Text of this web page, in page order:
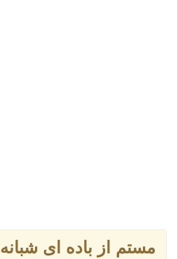
مستم از باده ای شبانه